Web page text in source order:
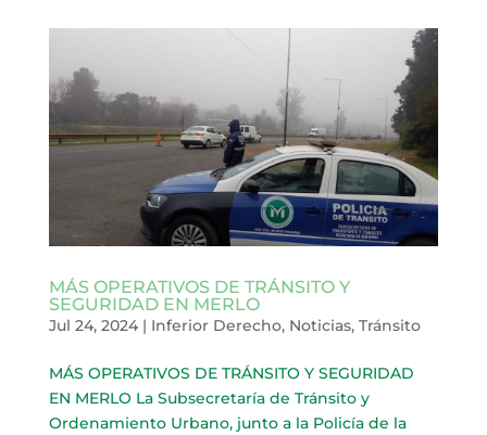
MÁS OPERATIVOS DE TRÁNSITO Y
SEGURIDAD EN MERLO
Jul 24, 2024| Inferior Derecho, Noticias, Tránsito
MÁS OPERATIVOS DE TRÁNSITO Y SEGURIDAD
EN MERLO La Subsecretaría de Tránsito y
Ordenamiento Urbano, junto a la Policía de la